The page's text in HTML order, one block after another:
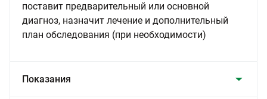
поставит предварительный или основной
диагноз, назначит лечение и дополнительный
план обследования (при необходимости)
Показания